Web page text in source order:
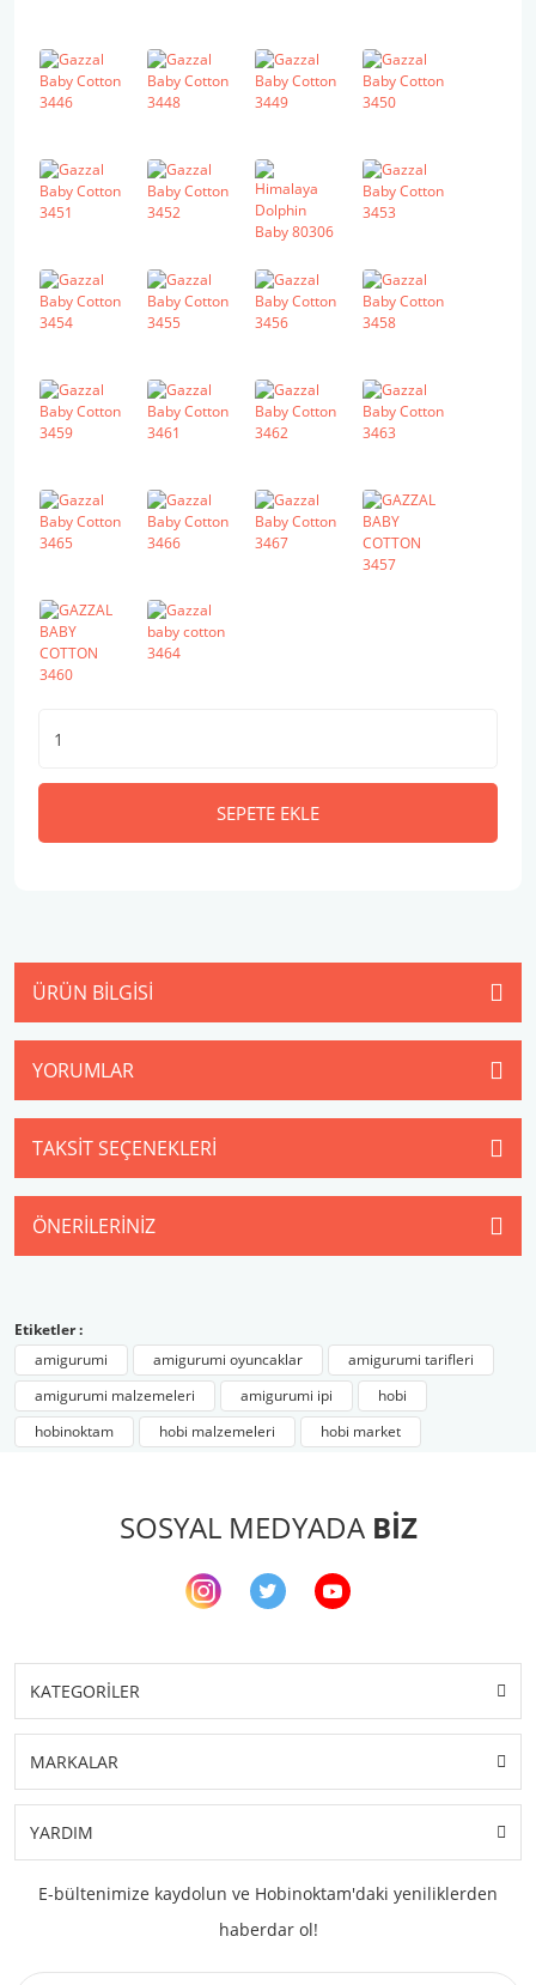
SEPETE EKLE
ÜRÜN BILGISI
YORUMLAR
TAKSIT SEÇENEKLERI
ÖNERILERINIZ
Etiketler :
amigurumi
amigurumi oyuncaklar
amigurumi tarifleri
amigurumi malzemeleri
amigurumi ipi
hobi
hobinoktam
hobi malzemeleri hobi market
SOSYAL MEDYADA BİZ
KATEGORİLER
MARKALAR
YARDIM
E-bültenimize kaydolun ve Hobinoktam'daki yeniliklerden
haberdar ol!